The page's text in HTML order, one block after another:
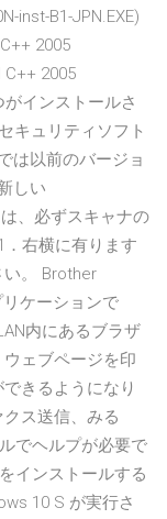
inst-B1-JPN.EXE)
2005
2005
インストールさ
キュリティソフト
は以前のバージョ
しい
、必ずスキャナの
．右横に有ります
い。 Brother
ケーションで
内にあるブラザ
ェブページを印
きるようになり
ス送信、みる
でヘルプが必要で
インストールする
10 S が実行さ